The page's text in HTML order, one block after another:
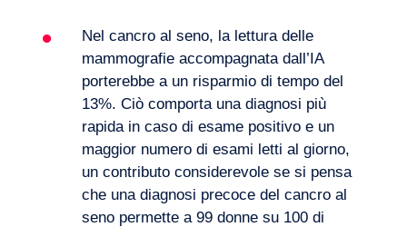
Volete salire a bordo?
Nel cancro al seno, la lettura delle
mammografie accompagnata dall’IA
porterebbe a un risparmio di tempo del
13%. Ciò comporta una diagnosi più
rapida in caso di esame positivo e un
maggior numero di esami letti al giorno,
un contributo considerevole se si pensa
che una diagnosi precoce del cancro al
seno permette a 99 donne su 100 di